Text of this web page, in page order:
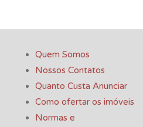
Quem Somos
Nossos Contatos
Quanto Custa Anunciar
Como ofertar os imóveis
Normas e